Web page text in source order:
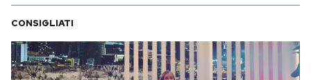
CONSIGLIATI